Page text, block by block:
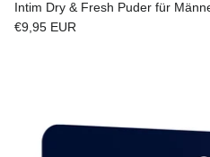
Intim Dry & Fresh Puder für
Normaler Preis
€9,95 EUR